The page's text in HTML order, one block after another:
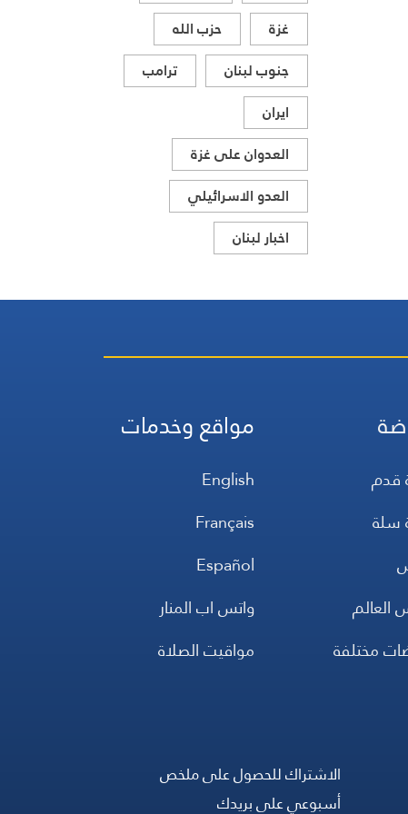
والميدانية، إلى جانب
المواقف الرسمية
وأبرز التطورات ذات
غزة
حزب الله
جنوب لبنان
ترامب
ايران
العدوان على غزة
العدو الاسرائيلي
اخبار لبنان
قدم
سلة
العالم
مختلفة
مواقع وخدمات
English
Français
Español
واتس اب المنار
مواقيت الصلاة
الاشتراك للحصول على ملخص
أسبوعي على بريدك